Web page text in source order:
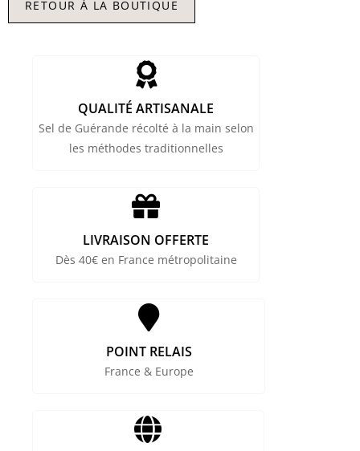
RETOUR À LA BOUTIQUE
QUALITÉ ARTISANALE
Sel de Guérande récolté à la main selon
les méthodes traditionnelles
LIVRAISON OFFERTE
Dès 40€ en France métropolitaine
POINT RELAIS
France & Europe